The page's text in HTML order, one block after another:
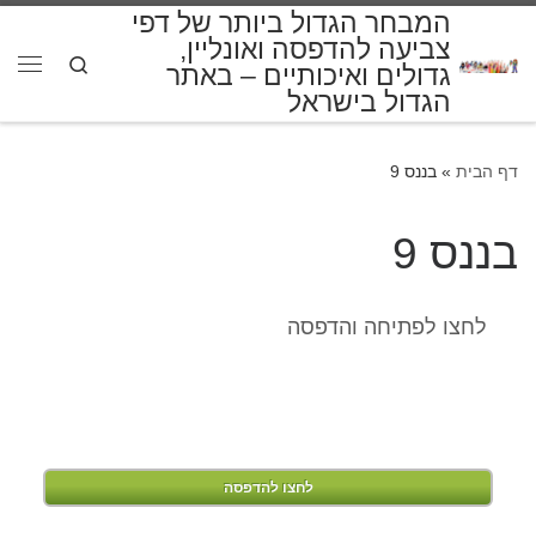
המבחר הגדול ביותר של דפי
צביעה להדפסה ואונליין,
גדולים ואיכותיים – באתר
הגדול בישראל
Search
דף הבית » בננס 9
בננס 9
לחצו לפתיחה והדפסה
לחצו להדפסה